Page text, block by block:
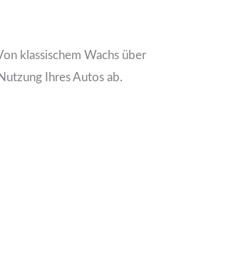
klassischem Wachs über
Ihres Autos ab.